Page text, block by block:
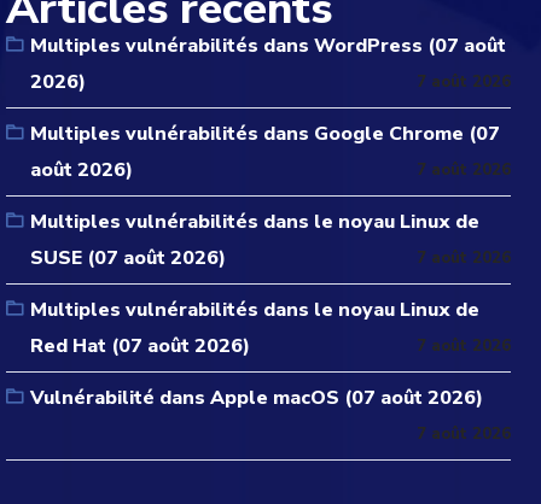
Multiples vulnérabilités dans WordPress (07 août
2026)
7 août 2026
Multiples vulnérabilités dans Google Chrome (07
août 2026)
7 août 2026
Multiples vulnérabilités dans le noyau Linux de
SUSE (07 août 2026)
7 août 2026
Multiples vulnérabilités dans le noyau Linux de
Red Hat (07 août 2026)
7 août 2026
Vulnérabilité dans Apple macOS (07 août 2026)
7 août 2026